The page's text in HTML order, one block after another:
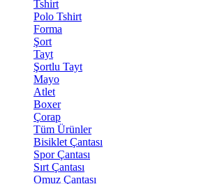
Tshirt
Polo Tshirt
Forma
Şort
Tayt
Şortlu Tayt
Mayo
Atlet
Boxer
Çorap
Tüm Ürünler
Bisiklet Çantası
Spor Çantası
Sırt Çantası
Omuz Çantası